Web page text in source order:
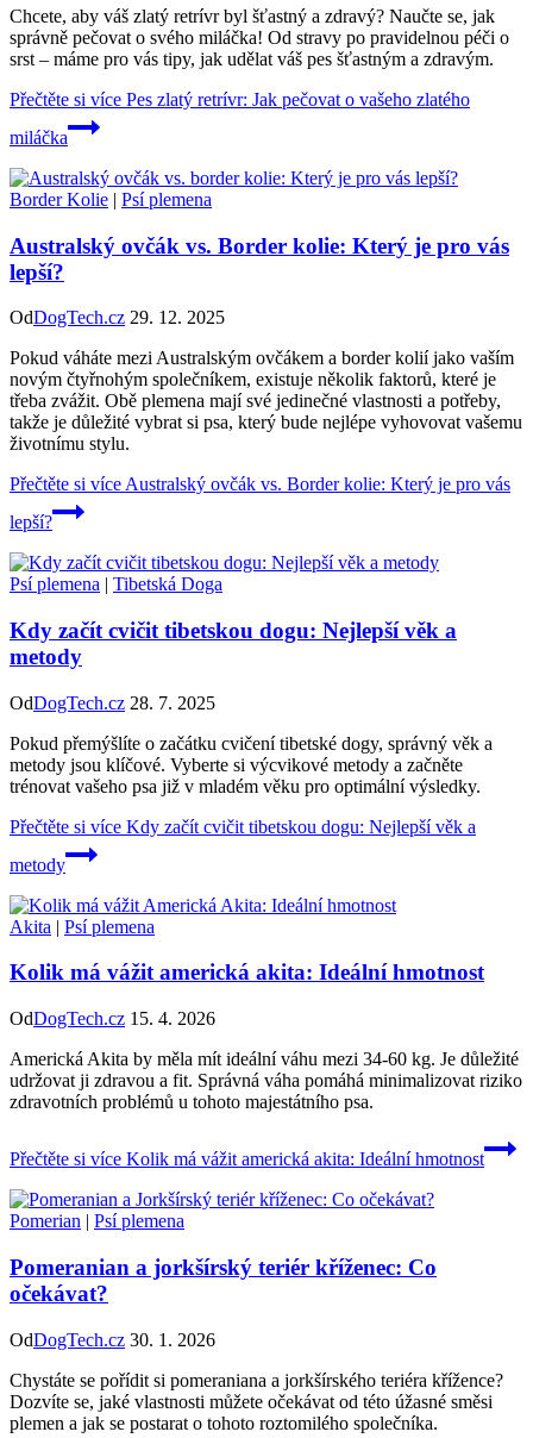
Chcete, aby váš zlatý retrívr byl šťastný a zdravý? Naučte se, jak
správně pečovat o svého miláčka! Od stravy po pravidelnou péči o
srst – máme pro vás tipy, jak udělat váš pes šťastným a zdravým.
Přečtěte si více Pes zlatý retrívr: Jak pečovat o vašeho zlatého
miláčka
Border Kolie | Psí plemena
Australský ovčák vs. Border kolie: Který je pro vás
lepší?
OdDogTech.cz 29. 12. 2025
Pokud váháte mezi Australským ovčákem a border kolií jako vaším
novým čtyřnohým společníkem, existuje několik faktorů, které je
třeba zvážit. Obě plemena mají své jedinečné vlastnosti a potřeby,
takže je důležité vybrat si psa, který bude nejlépe vyhovovat vašemu
životnímu stylu.
Přečtěte si více Australský ovčák vs. Border kolie: Který je pro vás
lepší?
Psí plemena | Tibetská Doga
Kdy začít cvičit tibetskou dogu: Nejlepší věk a
metody
OdDogTech.cz 28. 7. 2025
Pokud přemýšlíte o začátku cvičení tibetské dogy, správný věk a
metody jsou klíčové. Vyberte si výcvikové metody a začněte
trénovat vašeho psa již v mladém věku pro optimální výsledky.
Přečtěte si více Kdy začít cvičit tibetskou dogu: Nejlepší věk a
metody
Akita | Psí plemena
Kolik má vážit americká akita: Ideální hmotnost
OdDogTech.cz 15. 4. 2026
Americká Akita by měla mít ideální váhu mezi 34-60 kg. Je důležité
udržovat ji zdravou a fit. Správná váha pomáhá minimalizovat riziko
zdravotních problémů u tohoto majestátního psa.
Přečtěte si více Kolik má vážit americká akita: Ideální hmotnost
Pomerian | Psí plemena
Pomeranian a jorkšírský teriér kříženec: Co
očekávat?
OdDogTech.cz 30. 1. 2026
Chystáte se pořídit si pomeraniana a jorkšírského teriéra křížence?
Dozvíte se, jaké vlastnosti můžete očekávat od této úžasné směsi
plemen a jak se postarat o tohoto roztomilého společníka.